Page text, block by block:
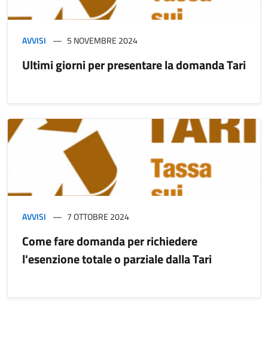
AVVISI 5 NOVEMBRE 2024
Ultimi giorni per presentare la domanda Tari
AVVISI 7 OTTOBRE 2024
Come fare domanda per richiedere
l'esenzione totale o parziale dalla Tari